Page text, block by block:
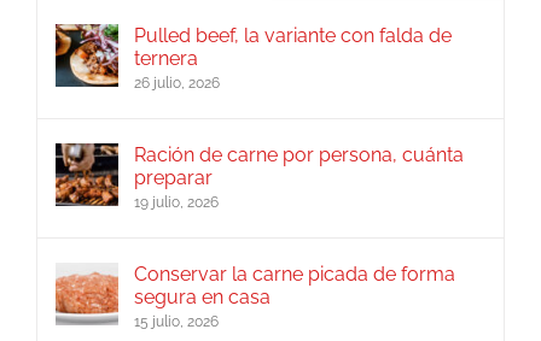
Pulled beef, la variante con falda de
ternera
26 julio, 2026
Ración de carne por persona, cuánta
preparar
19 julio, 2026
Conservar la carne picada de forma
segura en casa
15 julio, 2026